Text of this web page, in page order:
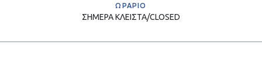
ΩΡΑΡΙΟ
ΣΗΜΕΡΑΚΛΕΙΣΤΑ/CLOSED